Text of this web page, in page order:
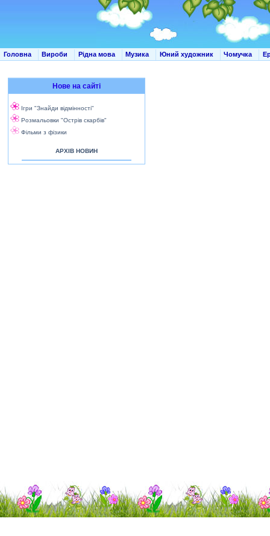
Головна Вироби Рідна мова Музика Юний художник Чомучка
Нове на сайті
Ігри "Знайди відмінності"
Розмальовки "Острів скарбів"
Фільми з фізики
АРХІВ НОВИН